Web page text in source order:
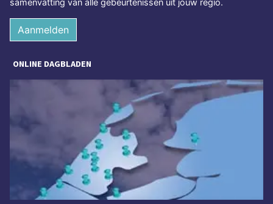
Aanmelden
ONLINE DAGBLADEN